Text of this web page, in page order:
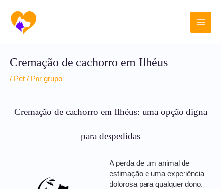
para
conteúdo
Main
Cremação de cachorro em Ilhéus
/ Pet / Por grupo
Cremação de cachorro em Ilhéus: uma opção digna
para despedidas
A perda de um animal de
estimação é uma experiência
dolorosa para qualquer dono.